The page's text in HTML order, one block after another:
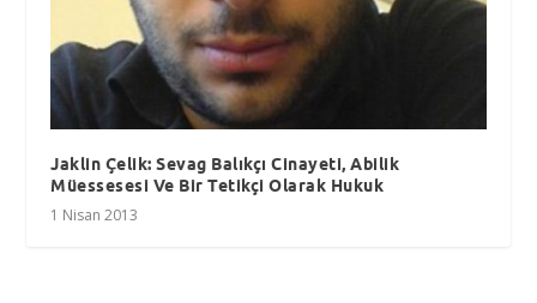
Jaklin Çelik: Sevag Balıkçı Cinayeti, Abilik
Müessesesi Ve Bir Tetikçi Olarak Hukuk
1 Nisan 2013